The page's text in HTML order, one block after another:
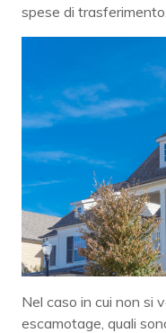
spese di trasferimento.
Nel caso in cui non si
escamotage, quali